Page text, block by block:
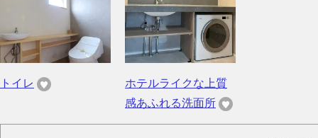
トイレ
ホテルライクな上質
感あふれる洗面所